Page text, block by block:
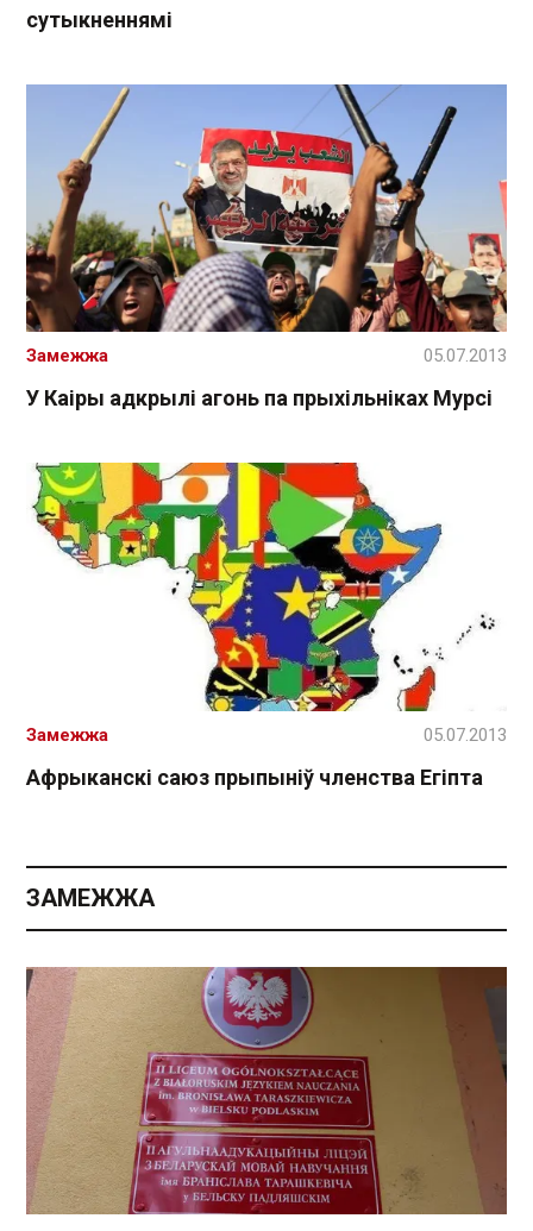
сутыкненнямі
У Каіры адкрылі агонь па прыхільніках Мурсі
Замежжа 05.07.2013
Афрыканскі саюз прыпыніў членства Егіпта
Замежжа 05.07.2013
ЗАМЕЖЖА